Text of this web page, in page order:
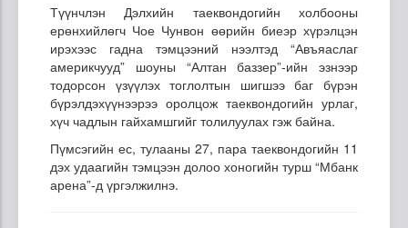
Түүнчлэн Дэлхийн таеквондогийн холбооны
ерөнхийлөгч Чое Чунвон өөрийн биеэр хүрэлцэн
ирэхээс гадна тэмцээний нээлтэд “Авъяаслаг
америкчууд” шоуны “Алтан баззер”-ийн эзнээр
тодорсон үзүүлэх тоглолтын шигшээ баг бүрэн
бүрэлдэхүүнээрээ оролцож таеквондогийн урлаг,
хүч чадлын гайхамшгийг толилуулах гэж байна.
Пүмсэгийн ес, тулааны 27, пара таеквондогийн 11
дэх удаагийн тэмцээн долоо хоногийн турш “Мбанк
арена”-д үргэлжилнэ.